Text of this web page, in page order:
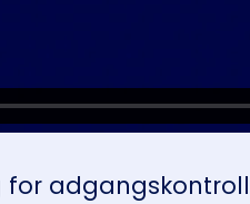
for adgangskontroll